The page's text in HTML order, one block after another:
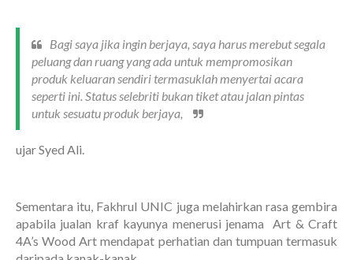
Bagi saya jika ingin berjaya, saya harus merebut segala
peluang dan ruang yang ada untuk mempromosikan
produk keluaran sendiri termasuklah menyertai acara
seperti ini. Status selebriti bukan tiket atau jalan pintas
untuk sesuatu produk berjaya,
ujar Syed Ali.
Sementara itu, Fakhrul UNIC juga melahirkan rasa gembira
apabila jualan kraf kayunya menerusi jenama Art & Craft
4A’s Wood Art mendapat perhatian dan tumpuan termasuk